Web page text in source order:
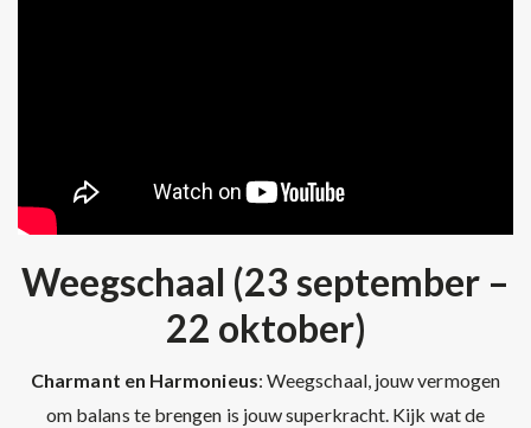
Weegschaal (23 september –
22 oktober)
Charmant en Harmonieus: Weegschaal, jouw vermogen
om balans te brengen is jouw superkracht. Kijk wat de